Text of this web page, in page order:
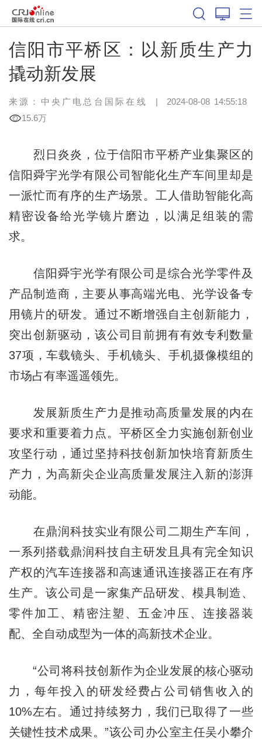
信阳市平桥区：以新质生产力
撬动新发展
来源：中央广电总台国际在线 | 2024-08-08 14:55:18
15.6万
烈日炎炎，位于信阳市平桥产业集聚区的
信阳舜宇光学有限公司智能化生产车间里却是
一派忙而有序的生产场景。工人借助智能化高
精密设备给光学镜片磨边，以满足组装的需
求。
信阳舜宇光学有限公司是综合光学零件及
产品制造商，主要从事高端光电、光学设备专
用镜片的研发。通过不断增强自主创新能力，
突出创新驱动，该公司目前拥有有效专利数量
37项，车载镜头、手机镜头、手机摄像模组的
市场占有率遥遥领先。
发展新质生产力是推动高质量发展的内在
要求和重要着力点。平桥区全力实施创新创业
攻坚行动，通过坚持科技创新加快培育新质生
产力，为高新尖企业高质量发展注入新的澎湃
动能。
在鼎润科技实业有限公司二期生产车间，
一系列搭载鼎润科技自主研发且具有完全知识
产权的汽车连接器和高速通讯连接器正在有序
生产。该公司是一家集产品研发、模具制造、
零件加工、精密注塑、五金冲压、连接器装
配、全自动成型为一体的高新技术企业。
“公司将科技创新作为企业发展的核心驱动
力，每年投入的研发经费占公司销售收入的
10%左右。通过持续努力，我们已取得了一些
关键性技术成果。”该公司办公室主任吴小攀介